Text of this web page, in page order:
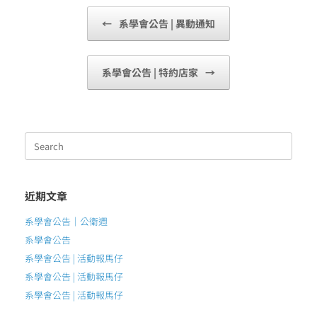
← 系學會公告 | 異動通知
系學會公告 | 特約店家 →
Search
for:
近期文章
系學會公告｜公衛週
系學會公告
系學會公告 | 活動報馬仔
系學會公告 | 活動報馬仔
系學會公告 | 活動報馬仔